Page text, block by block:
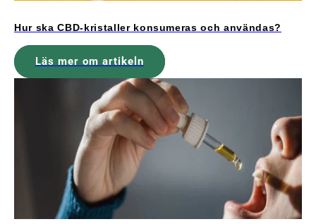
Hur ska CBD-kristaller konsumeras och användas?
Läs mer om artikeln